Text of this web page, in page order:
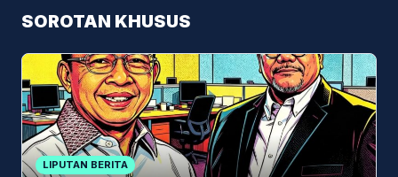
SOROTAN KHUSUS
LIPUTAN BERITA